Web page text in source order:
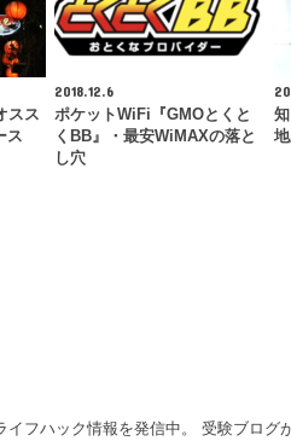
スス
ス
2018.12.6
ポケットWiFi『GMOとくと
くBB』・最安WiMAXの落と
し穴
イフハック情報を発信中。 受験ブログ